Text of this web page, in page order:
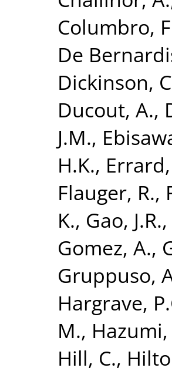
Columbro,
De
Dickinson,
Ducout, A.,
J.M.,
H.K., Errard,
Flauger, R.,
K., Gao, J.R.,
Gomez, A.,
Gruppuso,
Hargrave,
M.,
Hill, C.,